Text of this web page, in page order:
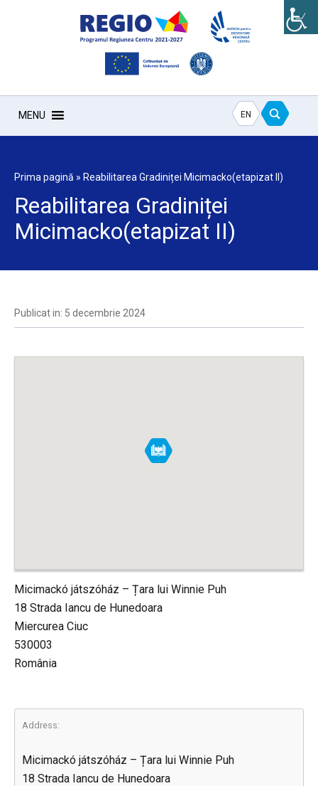
MENU EN
Prima pagină » Reabilitarea Gradiniței Micimacko(etapizat II)
Reabilitarea Gradiniței
Micimacko(etapizat II)
Publicat in: 5 decembrie 2024
Micimackó játszóház – Țara lui Winnie Puh
18 Strada Iancu de Hunedoara
Miercurea Ciuc
530003
România
Address:
Micimackó játszóház – Țara lui Winnie Puh
18 Strada Iancu de Hunedoara